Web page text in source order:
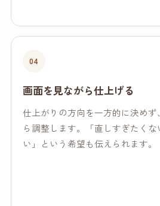
04
画面を見ながら仕上げる
仕上がりの方向を一方的に決め
ら調整します。「直しすぎたく
い」という希望も伝えられます。